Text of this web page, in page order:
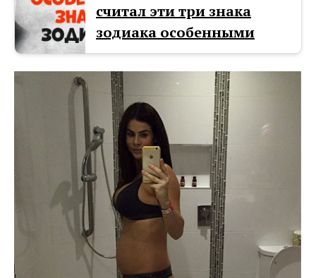
считал эти три знака
зодиака особенными